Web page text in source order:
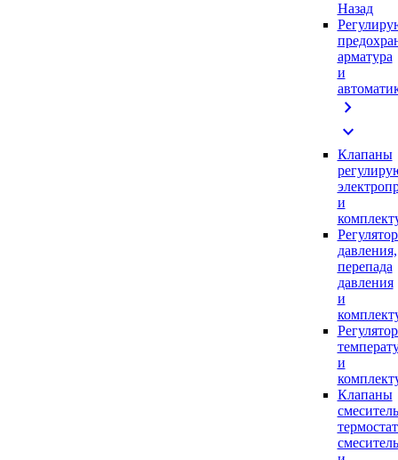
Назад
арматура
и
chevron_right
expand_more
Клапаны
и
давления,
перепада
давления
и
и
Клапаны